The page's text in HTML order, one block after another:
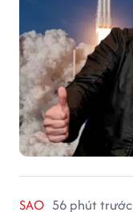
SAO 56 phút trước